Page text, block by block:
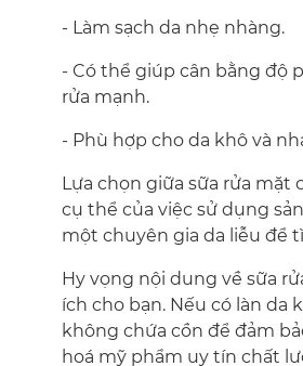
- Làm sạch da nhẹ nhàng.
- Có thể giúp cân bằng độ
rửa mạnh.
- Phù hợp cho da khô và
Lựa chọn giữa sữa rửa mặt
cụ thể của việc sử dụng
một chuyên gia da liễu để
Hy vọng nội dung về sữa
ích cho bạn. Nếu có làn da
không chứa cồn để đảm
hoá mỹ phẩm uy tín chất